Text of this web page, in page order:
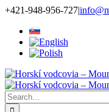
Skip
content
+421-948-956-727|
Search
for: